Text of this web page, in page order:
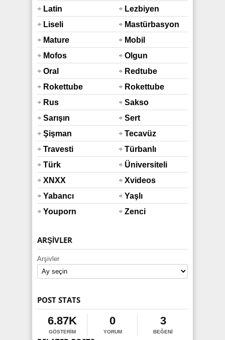
Latin
Lezbiyen
Liseli
Mastürbasyon
Mature
Mobil
Mofos
Olgun
Oral
Redtube
Rokettube
Rokettube
Mobil
Rus
Sakso
Sarışın
Sert
Şişman
Tecavüz
Travesti
Türbanlı
Türk
Üniversiteli
XNXX
Xvideos
Yabancı
Yaşlı
Youporn
Zenci
ARŞIVLER
Arşivler
POST STATS
6.87K
GÖSTERIM
0
YORUM
3
BEĞENI